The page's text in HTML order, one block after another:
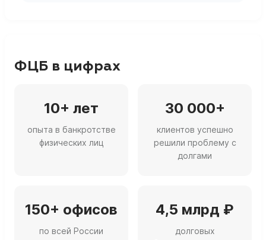
ФЦБ в цифрах
10+ лет
опыта в банкротстве
физических лиц
30 000+
клиентов успешно
решили проблему с
долгами
150+ офисов
по всей России
4,5 млрд ₽
долговых